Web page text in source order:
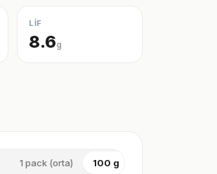
LİF
8.6g
1 pack (orta) 100 g